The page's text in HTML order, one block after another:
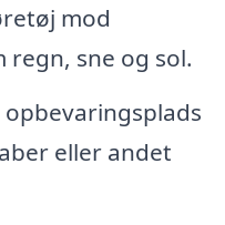
mod
sne og sol.
eller andet